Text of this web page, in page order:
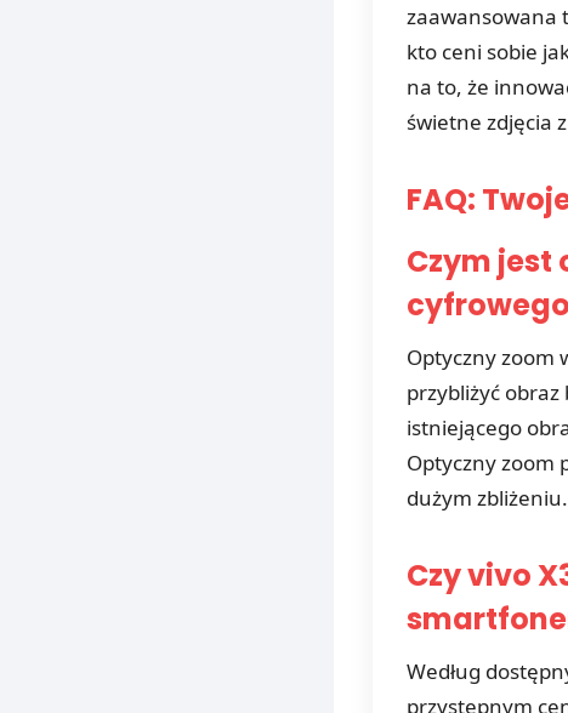
zaawansowana
kto ceni sobie
na to, że
świetne zdjęcia
FAQ:
Czym jest
Optyczny zoom
przybliżyć
istniejącego
Optyczny zoom
dużym zbliżeniu.
Czy vivo
Według
przystępnym